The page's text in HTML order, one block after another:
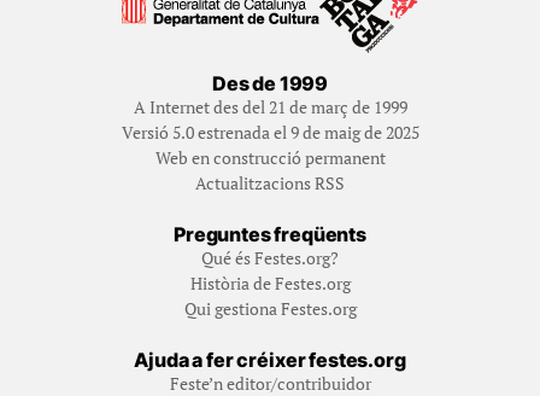
Des de 1999
A Internet des del 21 de març de 1999
Versió 5.0 estrenada el 9 de maig de 2025
Web en construcció permanent
Actualitzacions RSS
Preguntes freqüents
Qué és Festes.org?
Història de Festes.org
Qui gestiona Festes.org
Ajuda a fer créixer festes.org
Feste’n editor/contribuidor